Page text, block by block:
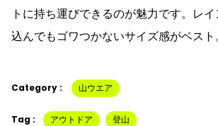
トに持ち運びできるのが魅力です。レ
込んでもゴワつかないサイズ感がベスト
Category : 山ウエア
Tag : アウトドア 登山